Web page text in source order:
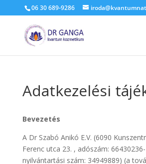
06 30 689-9286
Adatkezelési
Bevezetés
A Dr Szabó Anikó E.V. (6090
Ferenc utca 23. , adószám:
nyilvántartási szám: 34949889) (a